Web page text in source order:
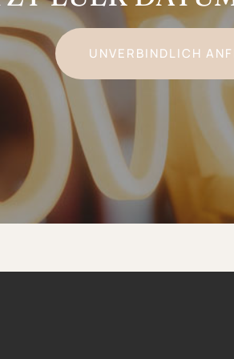
UNVERBINDLICH